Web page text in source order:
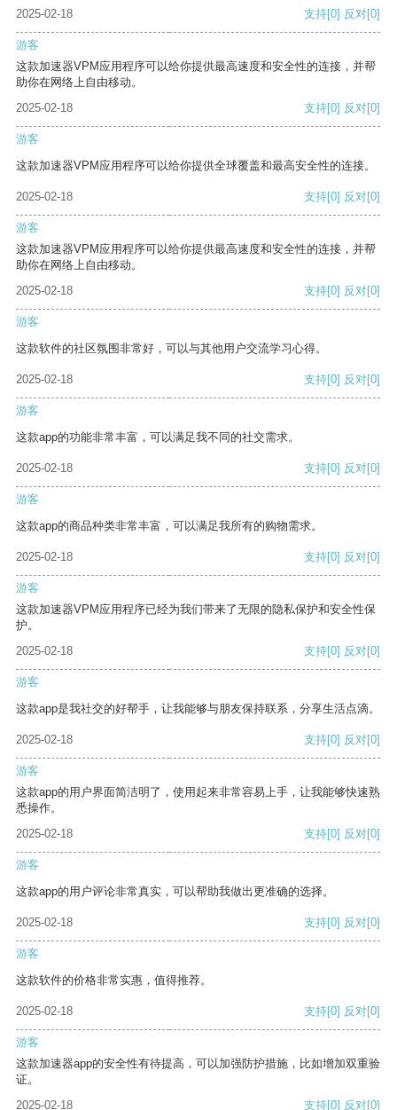
2025-02-18 支持[0] 反对[0]
游客
这款加速器VPM应用程序可以给你提供最高速度和安全性的连接，并帮
助你在网络上自由移动。
2025-02-18
支持[0] 反对[0]
游客
这款加速器VPM应用程序可以给你提供全球覆盖和最高安全性的连接。
2025-02-18 支持[0] 反对[0]
游客
这款加速器VPM应用程序可以给你提供最高速度和安全性的连接，并帮
助你在网络上自由移动。
2025-02-18
支持[0] 反对[0]
游客
这款软件的社区氛围非常好，可以与其他用户交流学习心得。
2025-02-18 支持[0] 反对[0]
游客
这款app的功能非常丰富，可以满足我不同的社交需求。
2025-02-18 支持[0] 反对[0]
游客
这款app的商品种类非常丰富，可以满足我所有的购物需求。
2025-02-18 支持[0] 反对[0]
游客
这款加速器VPM应用程序已经为我们带来了无限的隐私保护和安全性保
护。
2025-02-18
支持[0] 反对[0]
游客
这款app是我社交的好帮手，让我能够与朋友保持联系，分享生活点滴。
2025-02-18 支持[0] 反对[0]
游客
这款app的用户界面简洁明了，使用起来非常容易上手，让我能够快速熟
悉操作。
2025-02-18
支持[0] 反对[0]
游客
这款app的用户评论非常真实，可以帮助我做出更准确的选择。
2025-02-18 支持[0] 反对[0]
游客
这款软件的价格非常实惠，值得推荐。
2025-02-18 支持[0] 反对[0]
游客
这款加速器app的安全性有待提高，可以加强防护措施，比如增加双重验
证。
2025-02-18
支持[0] 反对[0]